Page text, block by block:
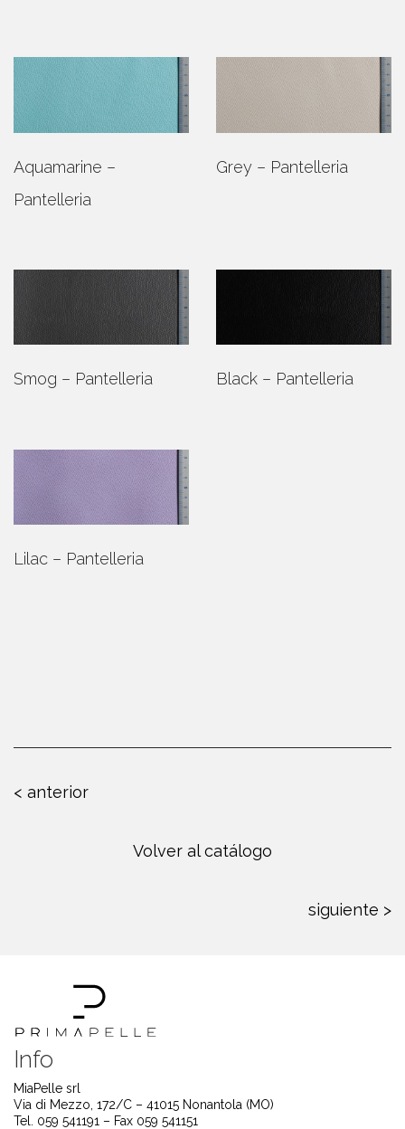
Aquamarine –
Pantelleria
Grey – Pantelleria
Smog – Pantelleria Black – Pantelleria
Lilac – Pantelleria
< anterior
Volver al catálogo
siguiente >
Info
MiaPelle srl
Via di Mezzo, 172/C – 41015 Nonantola (MO)
Tel. 059 541191 – Fax 059 541151